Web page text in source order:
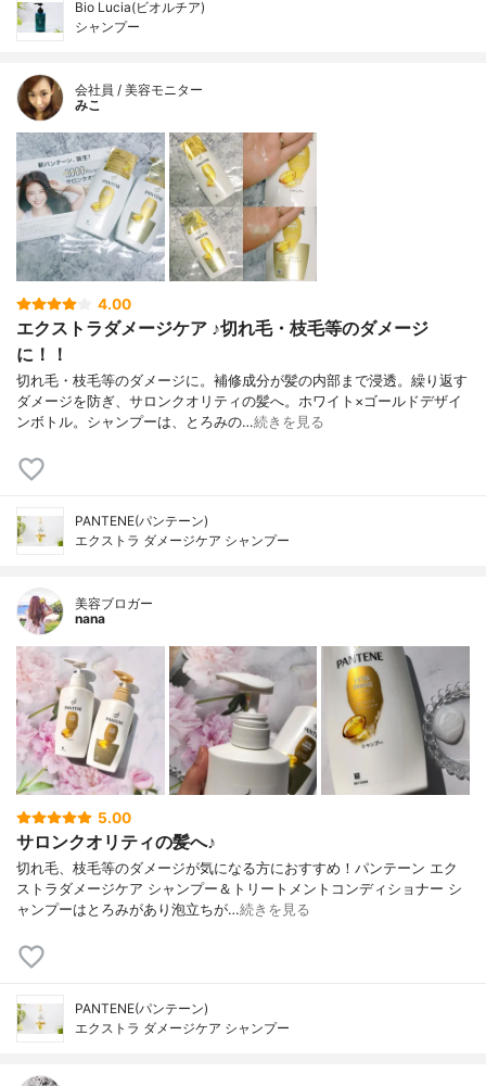
Bio Lucia(ビオルチア)
シャンプー
会社員 / 美容モニター
みこ
4.00
エクストラダメージケア ♪切れ毛・枝毛等のダメージ
に！！
切れ毛・枝毛等のダメージに。補修成分が髪の内部まで浸透。繰り返す
ダメージを防ぎ、サロンクオリティの髪へ。ホワイト×ゴールドデザイ
ンボトル。シャンプーは、とろみの…続きを見る
PANTENE(パンテーン)
エクストラ ダメージケア シャンプー
美容ブロガー
nana
5.00
サロンクオリティの髪へ♪
切れ毛、枝毛等のダメージが気になる方におすすめ！パンテーン エク
ストラダメージケア シャンプー＆トリートメントコンディショナー シ
ャンプーはとろみがあり泡立ちが…続きを見る
PANTENE(パンテーン)
エクストラ ダメージケア シャンプー